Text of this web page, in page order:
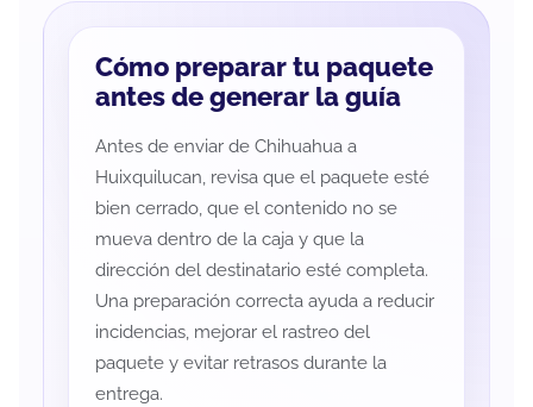
Cómo preparar tu paquete
antes de generar la guía
Antes de enviar de Chihuahua a
Huixquilucan, revisa que el paquete esté
bien cerrado, que el contenido no se
mueva dentro de la caja y que la
dirección del destinatario esté completa.
Una preparación correcta ayuda a reducir
incidencias, mejorar el rastreo del
paquete y evitar retrasos durante la
entrega.